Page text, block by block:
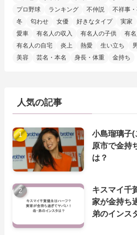
プロ野球
ランキング 不仲説 不祥事
冬
匂わせ 女優 好きなタイプ 実家
愛車
有名人の収入 有名人の子供 有
有名人の自宅
炎上 熱愛 生い立ち
美容
芸名・本名 身長・体重 金持ち
人気の記事
小島瑠璃子(
原市で金持
は？
キスマイ千
家が金持ち
弟のインス